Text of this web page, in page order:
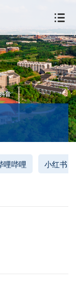
音
哩哔哩 小红书